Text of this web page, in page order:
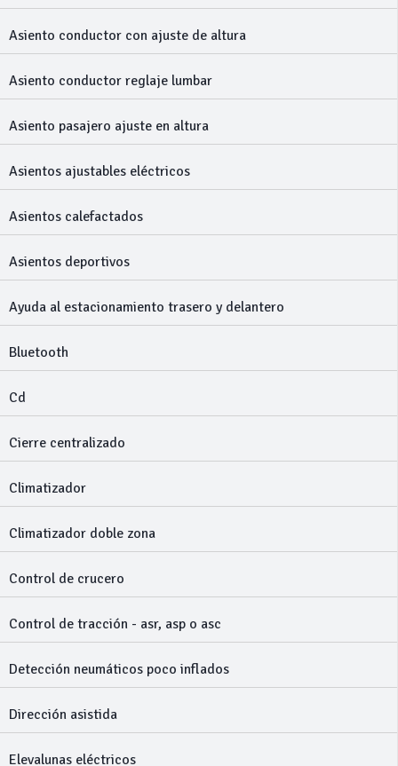
Asiento conductor con ajuste de altura
Asiento conductor reglaje lumbar
Asiento pasajero ajuste en altura
Asientos ajustables eléctricos
Asientos calefactados
Asientos deportivos
Ayuda al estacionamiento trasero y delantero
Bluetooth
Cd
Cierre centralizado
Climatizador
Climatizador doble zona
Control de crucero
Control de tracción - asr, asp o asc
Detección neumáticos poco inflados
Dirección asistida
Elevalunas eléctricos